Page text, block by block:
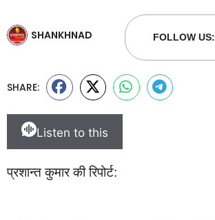
SHANKHNAD FOLLOW US:
SHARE:
Listen to this
प्रशान्त कुमार की रिपोर्ट: